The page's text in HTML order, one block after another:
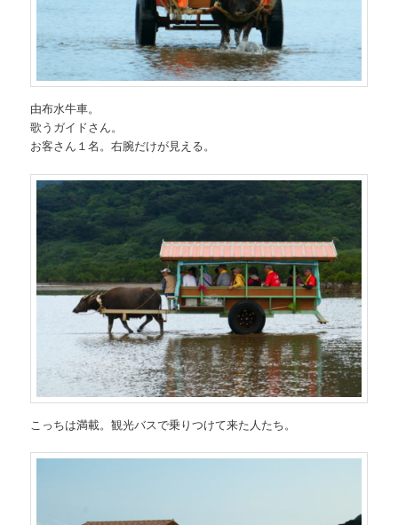
由布水牛車。
歌うガイドさん。
お客さん１名。右腕だけが見える。
こっちは満載。観光バスで乗りつけて来た人たち。